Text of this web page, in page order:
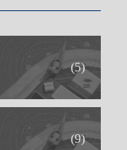
(5)
(9)